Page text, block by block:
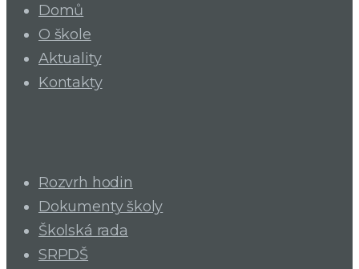
Domů
O škole
Aktuality
Kontakty
Rozvrh hodin
Dokumenty školy
Školská rada
SRPDŠ